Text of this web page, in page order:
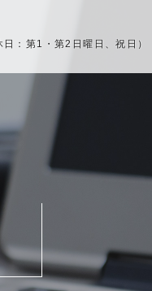
第1・第2日曜日、祝日）